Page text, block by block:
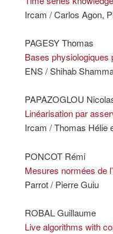
Ircam / Carlos Agon,
PAGESY Thomas
Bases physiologiques
ENS / Shihab
PAPAZOGLOU
Linéarisation par
Ircam / Thomas Hélie
PONCOT Rémi
Mesures normées de
Parrot / Pierre Guiu
ROBAL Guillaume
Live algorithms with